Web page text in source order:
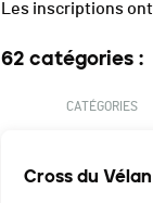
Les inscriptions
62 catégories :
CATÉGORIES
Cross du